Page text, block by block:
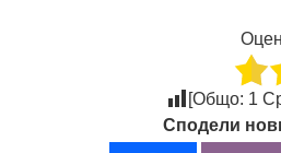
[Общо: 1
Сподели